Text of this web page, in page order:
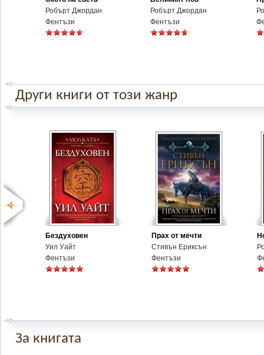
Робърт Джордан
Фентъзи
Робърт Джордан
Фентъзи
Други книги от този жанр
Бездуховен
Уил Уайт
Фентъзи
Прах от мечти
Стивън Ериксън
Фентъзи
За книгата